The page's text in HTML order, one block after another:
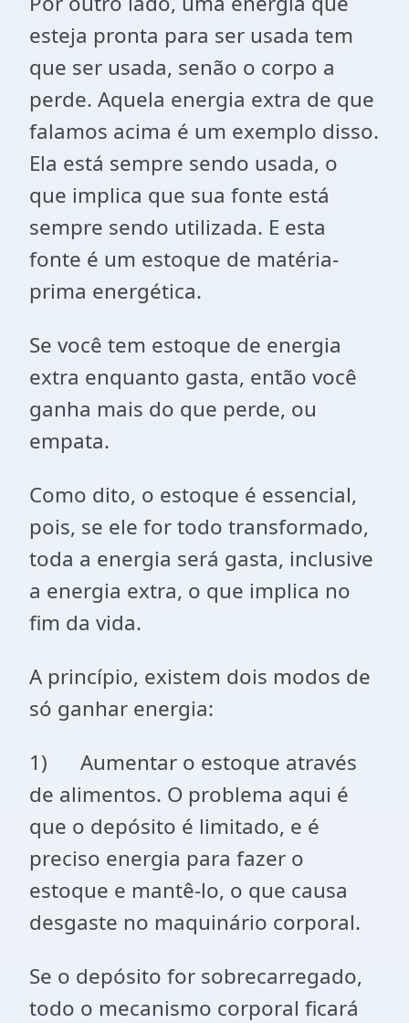
esteja pronta para ser usada tem
que ser usada, senão o corpo a
perde. Aquela energia extra de que
falamos acima é um exemplo disso.
Ela está sempre sendo usada, o
que implica que sua fonte está
sempre sendo utilizada. E esta
fonte é um estoque de matéria-
prima energética.
Se você tem estoque de energia
extra enquanto gasta, então você
ganha mais do que perde, ou
empata.
Como dito, o estoque é essencial,
pois, se ele for todo transformado,
toda a energia será gasta, inclusive
a energia extra, o que implica no
fim da vida.
A princípio, existem dois modos de
só ganhar energia:
1) Aumentar o estoque através
de alimentos. O problema aqui é
que o depósito é limitado, e é
preciso energia para fazer o
estoque e mantê-lo, o que causa
desgaste no maquinário corporal.
Se o depósito for sobrecarregado,
todo o mecanismo corporal ficará